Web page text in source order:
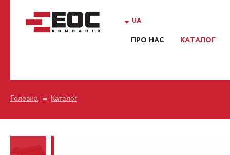
UA
ПРО НАС КАТАЛОГ
Головна Каталог